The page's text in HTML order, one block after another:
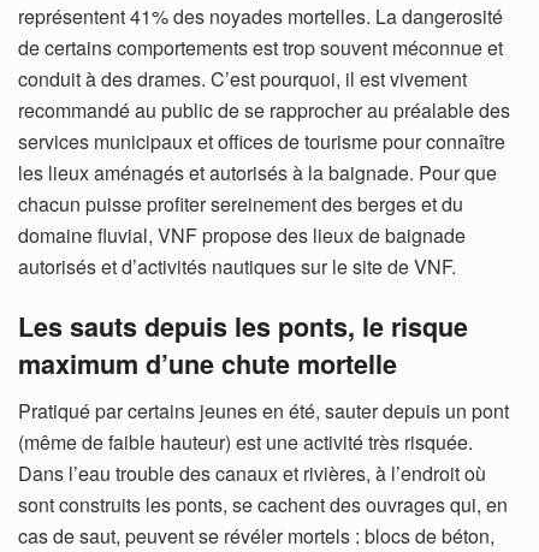
représentent 41% des noyades mortelles. La dangerosité
de certains comportements est trop souvent méconnue et
conduit à des drames. C’est pourquoi, il est vivement
recommandé au public de se rapprocher au préalable des
services municipaux et offices de tourisme pour connaître
les lieux aménagés et autorisés à la baignade. Pour que
chacun puisse profiter sereinement des berges et du
domaine fluvial, VNF propose des lieux de baignade
autorisés et d’activités nautiques sur le site de VNF.
Les sauts depuis les ponts, le risque
maximum d’une chute mortelle
Pratiqué par certains jeunes en été, sauter depuis un pont
(même de faible hauteur) est une activité très risquée.
Dans l’eau trouble des canaux et rivières, à l’endroit où
sont construits les ponts, se cachent des ouvrages qui, en
cas de saut, peuvent se révéler mortels : blocs de béton,